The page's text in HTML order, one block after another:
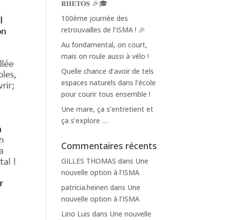
𝐑𝐇𝐄𝐓𝐎𝐒 🎉🎓
100ème journée des
retrouvailles de l’ISMA ! 🎉
Au fondamental, on court,
mais on roule aussi à vélo !
Quelle chance d’avoir de tels
espaces naturels dans l’école
pour courir tous ensemble !
Une mare, ça s’entretient et
ça s’explore …
Commentaires récents
GILLES THOMAS dans Une
nouvelle option à l’ISMA
patricia.heinen dans Une
nouvelle option à l’ISMA
Lino Luis dans Une nouvelle